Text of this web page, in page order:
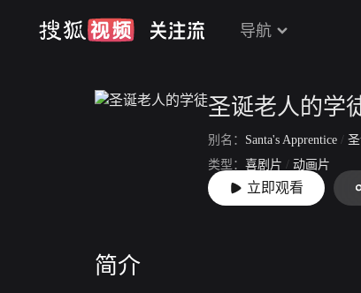
导航
圣诞老人的学
别名： Santa's Apprentice / 圣
类型： 喜剧片 / 动画片
上映： 2010-11-24
立即观看
简介